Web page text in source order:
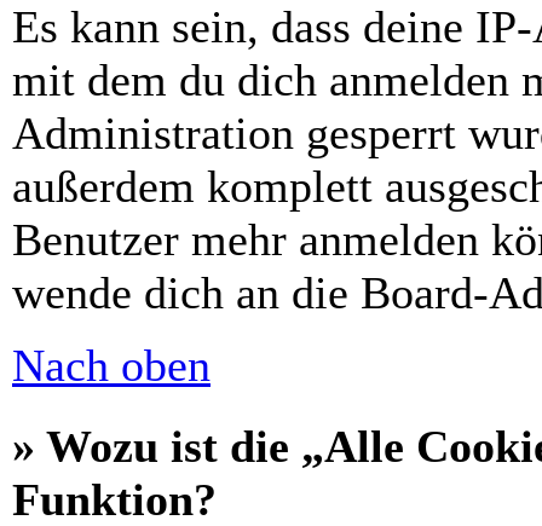
Es kann sein, dass deine
mit dem du dich anmelden
Administration gesperrt
außerdem komplett
Benutzer mehr anmelden
wende dich an die Board-
Nach oben
» Wozu ist die „Alle
Funktion?